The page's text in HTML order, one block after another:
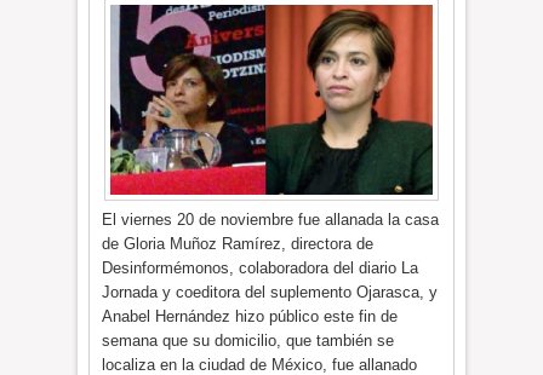
El viernes 20 de noviembre fue allanada la casa
de Gloria Muñoz Ramírez, directora de
Desinformémonos, colaboradora del diario La
Jornada y coeditora del suplemento Ojarasca, y
Anabel Hernández hizo público este fin de
semana que su domicilio, que también se
localiza en la ciudad de México, fue allanado